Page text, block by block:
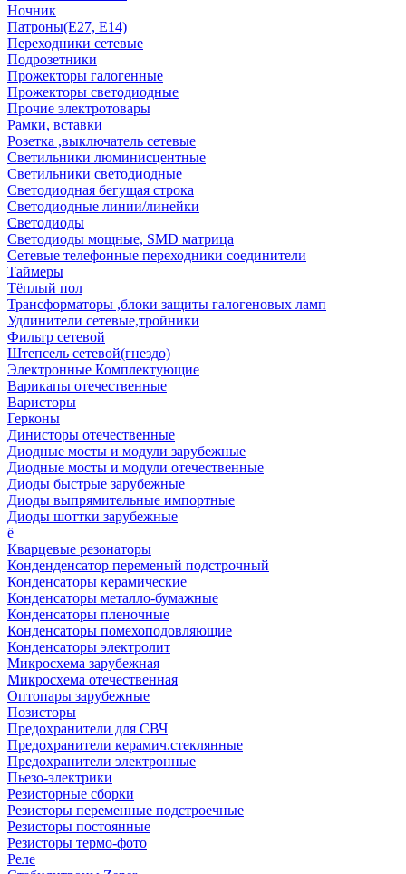
Ночник
Патроны(Е27, Е14)
Переходники сетевые
Подрозетники
Прожекторы галогенные
Прожекторы светодиодные
Прочие электротовары
Рамки, вставки
Розетка ,выключатель сетевые
Светильники люминисцентные
Светильники светодиодные
Светодиодная бегущая строка
Светодиодные линии/линейки
Светодиоды
Светодиоды мощные, SMD матрица
Сетевые телефонные переходники соединители
Таймеры
Тёплый пол
Трансформаторы ,блоки защиты галогеновых ламп
Удлинители сетевые,тройники
Фильтр сетевой
Штепсель сетевой(гнездо)
Электронные Комплектующие
Варикапы отечественные
Варисторы
Герконы
Динисторы отечественные
Диодные мосты и модули зарубежные
Диодные мосты и модули отечественные
Диоды быстрые зарубежные
Диоды выпрямительные импортные
Диоды шоттки зарубежные
ё
Кварцевые резонаторы
Конденденсатор переменый подстрочный
Конденсаторы керамические
Конденсаторы металло-бумажные
Конденсаторы пленочные
Конденсаторы помехоподовляющие
Конденсаторы электролит
Микросхема зарубежная
Микросхема отечественная
Оптопары зарубежные
Позисторы
Предохранители для СВЧ
Предохранители керамич.стеклянные
Предохранители электронные
Пьезо-электрики
Резисторные сборки
Резисторы переменные подстроечные
Резисторы постоянные
Резисторы термо-фото
Реле